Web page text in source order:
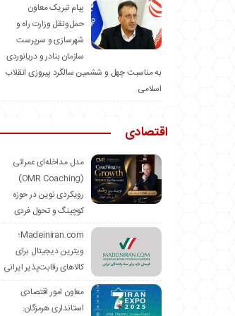
️پیام تبریک معاون
حمل‌ونقل وزارت راه و
شهرسازی و سرپرست
سازمان بنادر و دریانوردی
به مناسبت چهل و ششمین سالگرد پیروزی انقلاب
اسلامی
اقتصادی
مدل مداخله‌ای عمرائی
(OMR Coaching)
رویکردی نوین در حوزه
کوچینگ و تحول فردی
Madeiniran.com؛
ویترین دیجیتال برای
کالاهای رقابت‌پذیر ایرانی
معاون امور اقتصادی
استانداری هرمزگان: